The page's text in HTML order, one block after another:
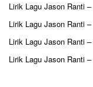
Lirik Lagu Jason Ranti
Lirik Lagu Jason Ranti
Lirik Lagu Jason Ranti
Lirik Lagu Jason Ranti